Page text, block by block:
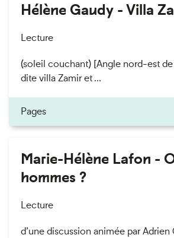
Hélène Gaudy - Villa
Lecture
(soleil couchant) [Angle nord-est
dite villa Zamir et ...
Pages
Marie-Hélène Lafon -
hommes ?
Lecture
d’une discussion animée par